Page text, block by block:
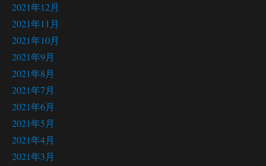
2021年12月
2021年11月
2021年10月
2021年9月
2021年8月
2021年7月
2021年6月
2021年5月
2021年4月
2021年3月